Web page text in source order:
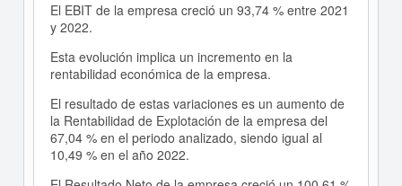
El EBIT de la empresa creció un 93,74 % entre 2021
y 2022.
Esta evolución implica un incremento en la
rentabilidad económica de la empresa.
El resultado de estas variaciones es un aumento de
la Rentabilidad de Explotación de la empresa del
67,04 % en el periodo analizado, siendo igual al
10,49 % en el año 2022.